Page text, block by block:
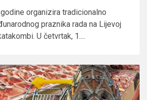
organizira tradicionalno
praznika rada na Lijevoj
U četvrtak, 1....